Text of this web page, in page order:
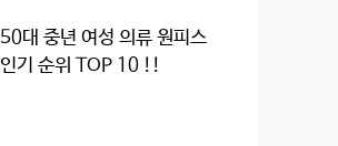
50대 중년 여성 의류 원피스
인기 순위 TOP 10 !!